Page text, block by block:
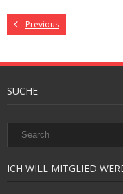
Previous
SUCHE
ICH WILL MITGLIED